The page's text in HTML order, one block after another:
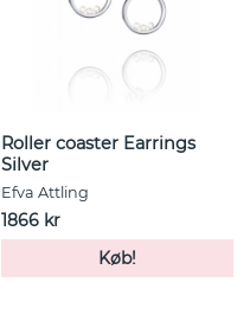
Roller coaster Earrings
Silver
Efva Attling
1866 kr
Køb!